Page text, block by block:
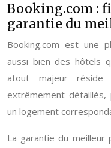
Booking.com :
garantie du
Booking.com est une
aussi bien des hôtels
atout majeur
extrêmement
un logement
La garantie du